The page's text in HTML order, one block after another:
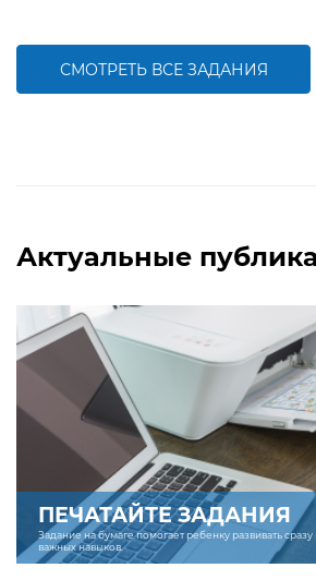
СМОТРЕТЬ ВСЕ ЗАДАНИЯ
Актуальные
ПЕЧАТАЙТЕ ЗАДАНИЯ
Задание на бумаге помогает ребенку развивать
важных навыков.